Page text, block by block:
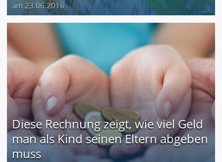
am 23.06.2016
Diese Rechnung zeigt, wie viel Geld
man als Kind seinen Eltern abgeben
muss